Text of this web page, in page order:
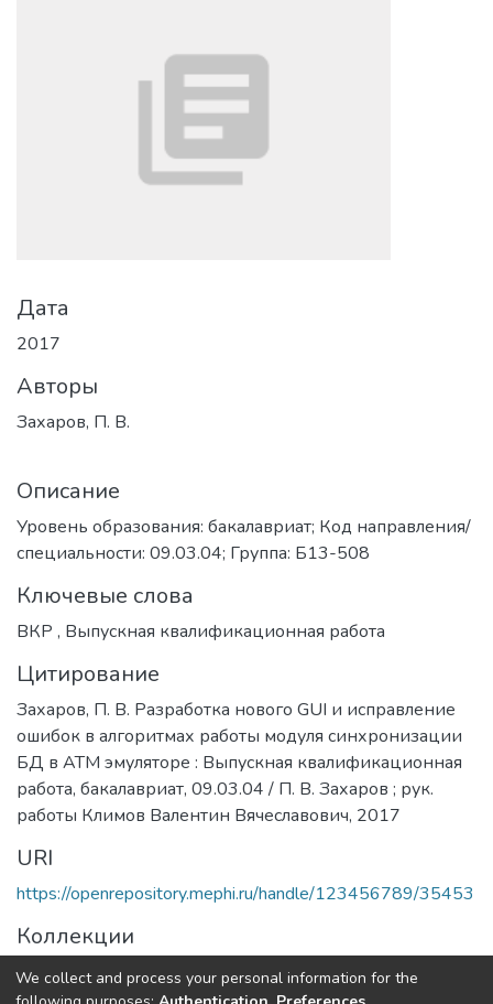
Дата
2017
Авторы
Захаров, П. В.
Описание
Уровень образования: бакалавриат; Код направления/
специальности: 09.03.04; Группа: Б13-508
Ключевые слова
ВКР , Выпускная квалификационная работа
Цитирование
Захаров, П. В. Разработка нового GUI и исправление
ошибок в алгоритмах работы модуля синхронизации
БД в АТМ эмуляторе : Выпускная квалификационная
работа, бакалавриат, 09.03.04 / П. В. Захаров ; рук.
работы Климов Валентин Вячеславович, 2017
URI
https://openrepository.mephi.ru/handle/123456789/35453
Коллекции
Выпускные квалификационные работы
We collect and process your personal information for the